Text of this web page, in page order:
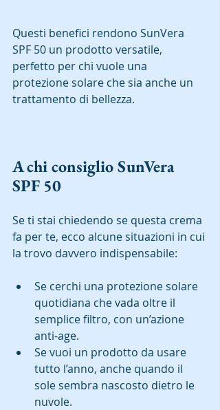
Questi benefici rendono SunVera
SPF 50 un prodotto versatile,
perfetto per chi vuole una
protezione solare che sia anche un
trattamento di bellezza.
A chi consiglio SunVera
SPF 50
Se ti stai chiedendo se questa crema
fa per te, ecco alcune situazioni in cui
la trovo davvero indispensabile:
Se cerchi una protezione solare
quotidiana che vada oltre il
semplice filtro, con un’azione
anti-age.
Se vuoi un prodotto da usare
tutto l’anno, anche quando il
sole sembra nascosto dietro le
nuvole.